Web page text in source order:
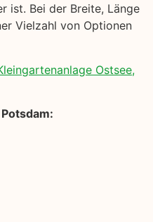
ist. Bei der Breite, Länge
Vielzahl von Optionen
Ostsee,